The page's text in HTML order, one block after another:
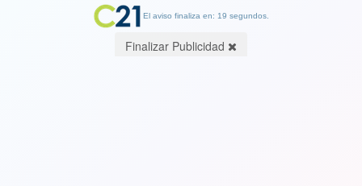
El aviso finaliza en: 19 segundos.
Finalizar Publicidad